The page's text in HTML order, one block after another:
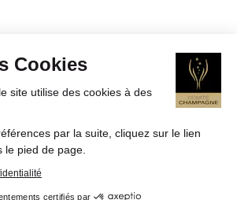
Cookies
site utilise des cookies à des
par la suite, cliquez sur le lien
le pied de page.
certifiés par